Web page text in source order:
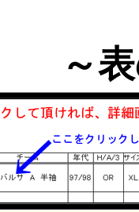
～